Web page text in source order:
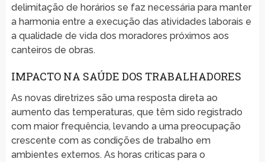
delimitação de horários se faz necessária para manter
a harmonia entre a execução das atividades laborais e
a qualidade de vida dos moradores próximos aos
canteiros de obras.
IMPACTO NA SAÚDE DOS TRABALHADORES
As novas diretrizes são uma resposta direta ao
aumento das temperaturas, que têm sido registrado
com maior frequência, levando a uma preocupação
crescente com as condições de trabalho em
ambientes externos. As horas criticas para o